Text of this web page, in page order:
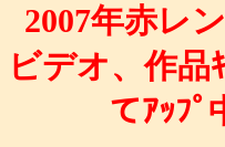
2007年赤レ
ビデオ、作品
てｱｯﾌﾟ